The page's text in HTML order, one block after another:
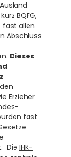
BQFG,
fast allen
Abschluss
Dieses
Erzieher
fast
Die IHK-